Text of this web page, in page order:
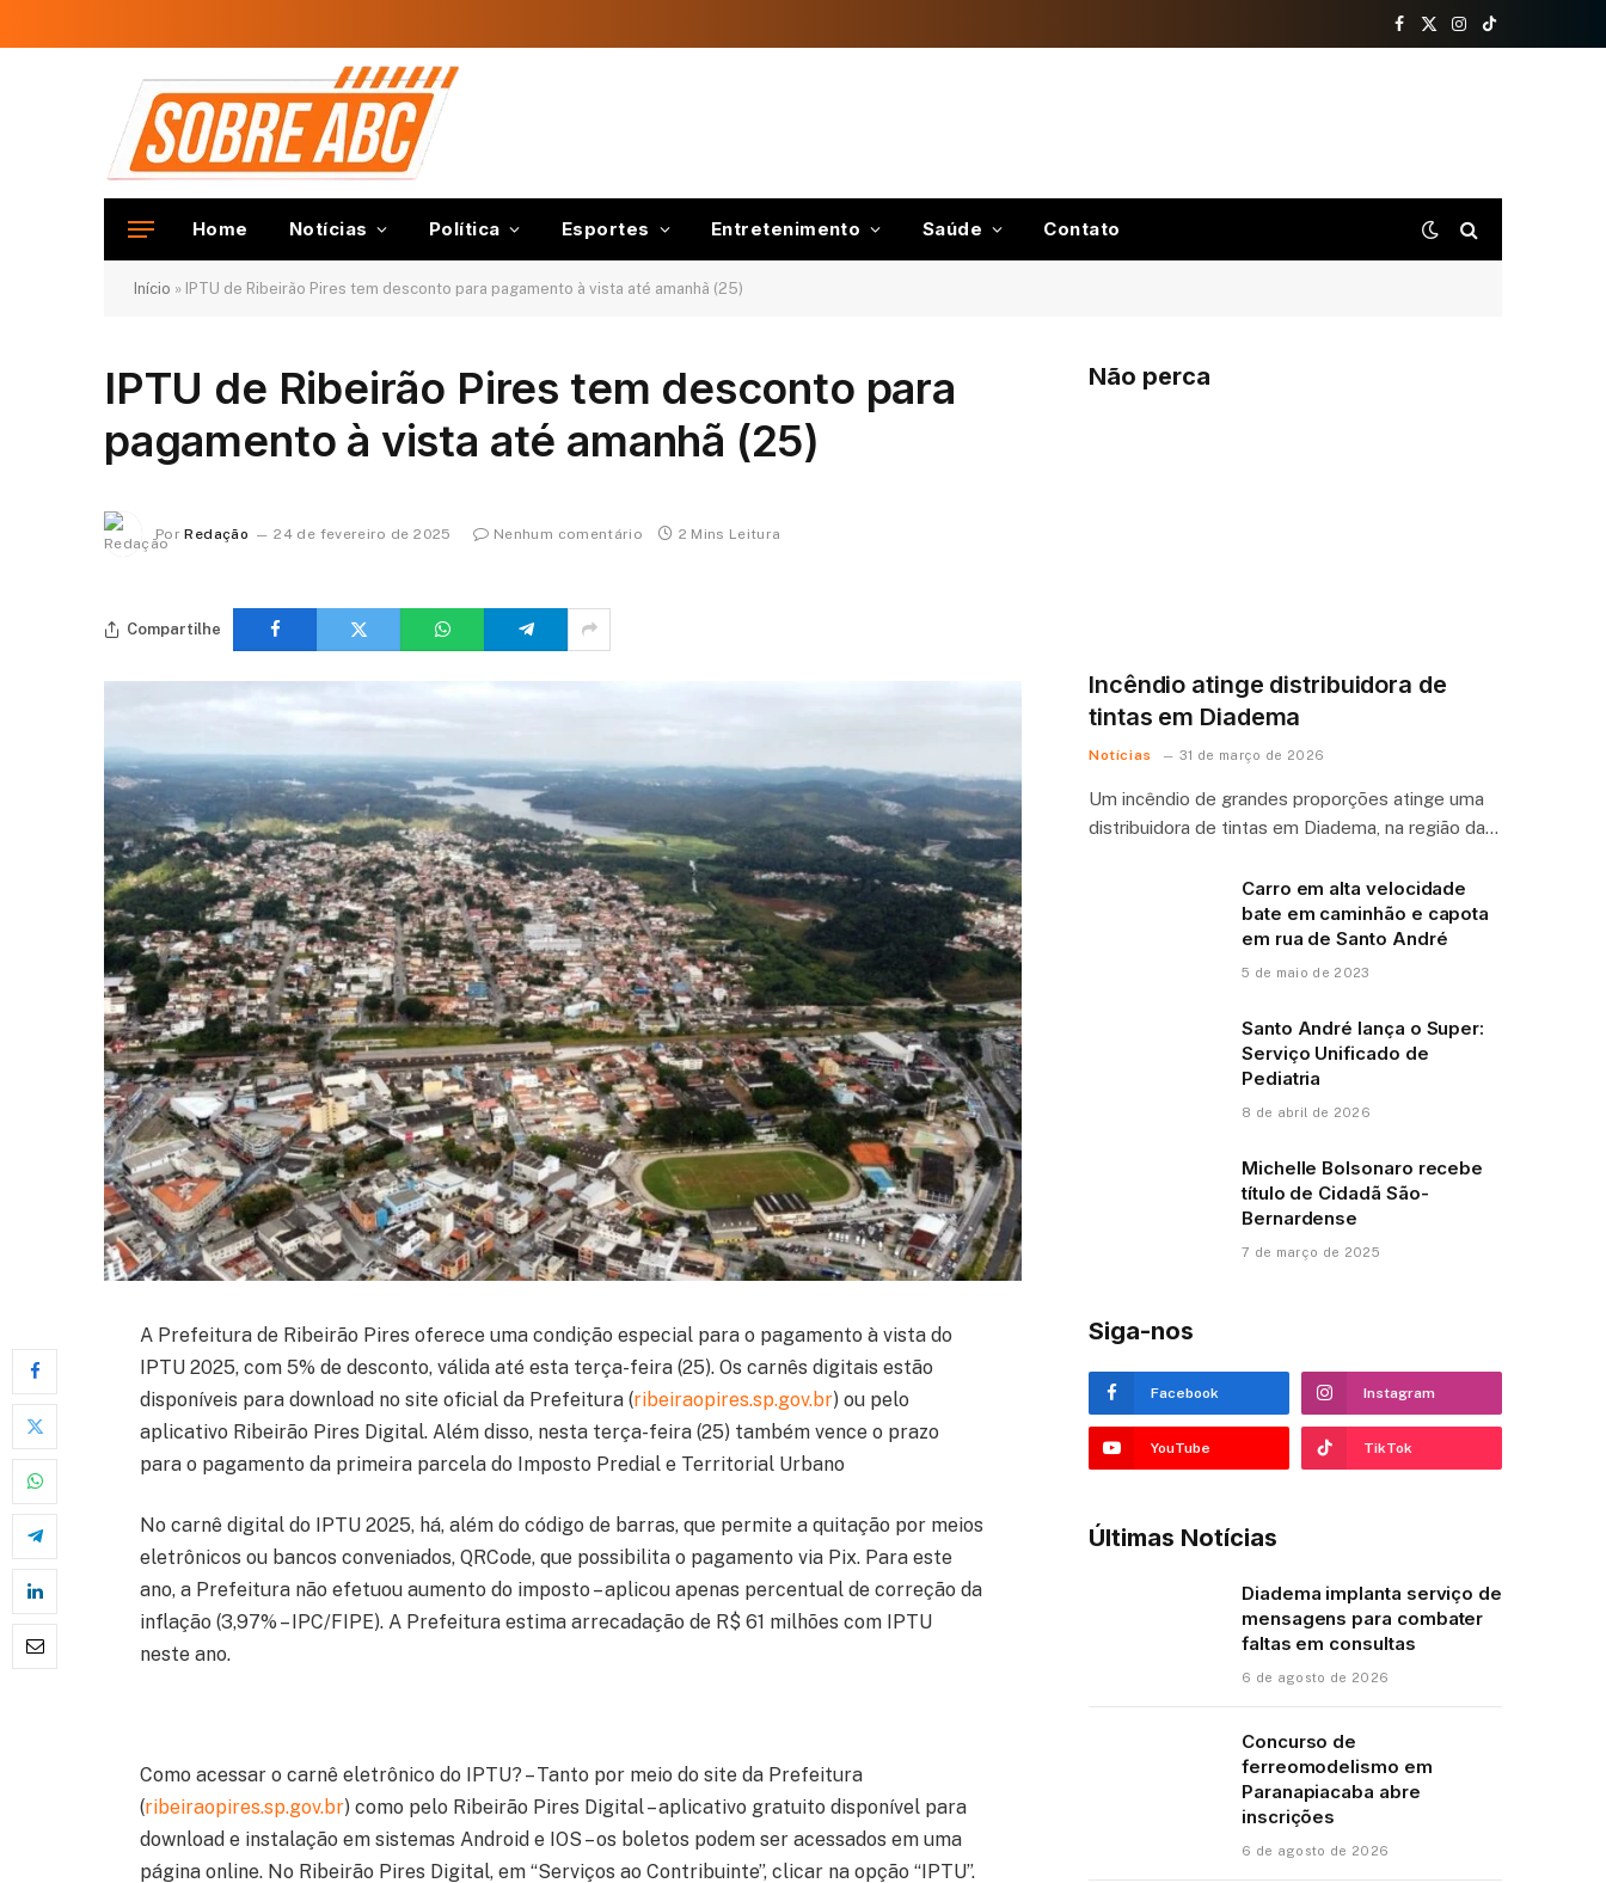
Facebook
X
Instagram
TikTok
Home Notícias Política Esportes Entretenimento Saúde Contato
Início » IPTU de Ribeirão Pires tem desconto para pagamento à vista até amanhã (25)
IPTU de Ribeirão Pires tem desconto para
pagamento à vista até amanhã (25)
Por Redação 24 de fevereiro de 2025 Nenhum comentário 2 Mins Leitura
Compartilhe
A Prefeitura de Ribeirão Pires oferece uma condição especial para o pagamento à vista do
IPTU 2025, com 5% de desconto, válida até esta terça-feira (25). Os carnês digitais estão
disponíveis para download no site oficial da Prefeitura (ribeiraopires.sp.gov.br) ou pelo
aplicativo Ribeirão Pires Digital. Além disso, nesta terça-feira (25) também vence o prazo
para o pagamento da primeira parcela do Imposto Predial e Territorial Urbano
No carnê digital do IPTU 2025, há, além do código de barras, que permite a quitação por meios
eletrônicos ou bancos conveniados, QRCode, que possibilita o pagamento via Pix. Para este
ano, a Prefeitura não efetuou aumento do imposto – aplicou apenas percentual de correção da
inflação (3,97% – IPC/FIPE). A Prefeitura estima arrecadação de R$ 61 milhões com IPTU
neste ano.
Como acessar o carnê eletrônico do IPTU? – Tanto por meio do site da Prefeitura
(ribeiraopires.sp.gov.br) como pelo Ribeirão Pires Digital – aplicativo gratuito disponível para
download e instalação em sistemas Android e IOS – os boletos podem ser acessados em uma
página online. No Ribeirão Pires Digital, em “Serviços ao Contribuinte”, clicar na opção “IPTU”.
Não perca
Incêndio atinge distribuidora de
tintas em Diadema
Notícias 31 de março de 2026
Um incêndio de grandes proporções atinge uma
distribuidora de tintas em Diadema, na região da…
Carro em alta velocidade
bate em caminhão e capota
em rua de Santo André
5 de maio de 2023
Santo André lança o Super:
Serviço Unificado de
Pediatria
8 de abril de 2026
Michelle Bolsonaro recebe
título de Cidadã São-
Bernardense
7 de março de 2025
Siga-nos
Facebook Instagram
YouTube TikTok
Últimas Notícias
Diadema implanta serviço de
mensagens para combater
faltas em consultas
6 de agosto de 2026
Concurso de
ferreomodelismo em
Paranapiacaba abre
inscrições
6 de agosto de 2026